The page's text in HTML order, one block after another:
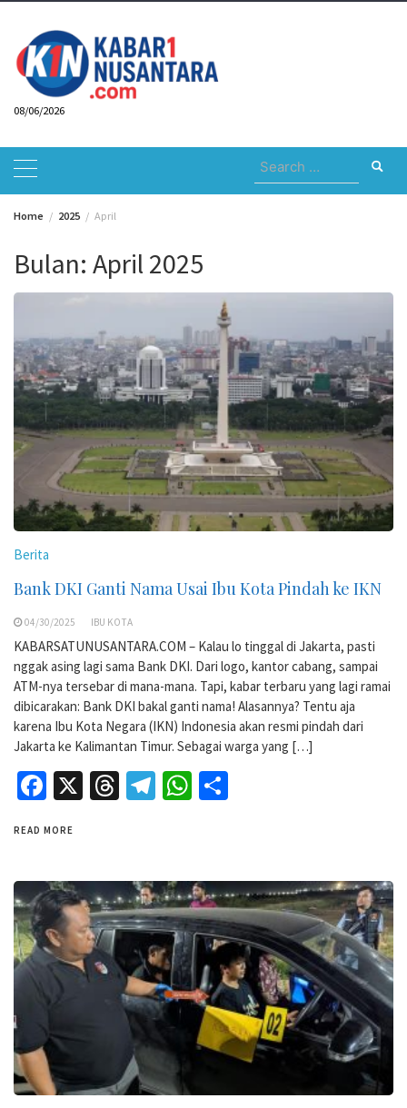
content
08/06/2026
Search
for:
Home 2025 April
Bulan: April 2025
Berita
Bank DKI Ganti Nama Usai Ibu Kota Pindah ke IKN
04/30/2025 IBU KOTA
KABARSATUNUSANTARA.COM – Kalau lo tinggal di Jakarta, pasti
nggak asing lagi sama Bank DKI. Dari logo, kantor cabang, sampai
ATM-nya tersebar di mana-mana. Tapi, kabar terbaru yang lagi ramai
dibicarakan: Bank DKI bakal ganti nama! Alasannya? Tentu aja
karena Ibu Kota Negara (IKN) Indonesia akan resmi pindah dari
Jakarta ke Kalimantan Timur. Sebagai warga yang […]
Facebook
X Threads
Telegram
WhatsApp
READ MORE